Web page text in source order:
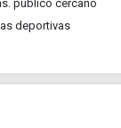
público cercano
deportivas